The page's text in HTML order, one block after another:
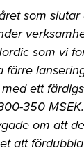
som
som vi
ett
350
om att
att